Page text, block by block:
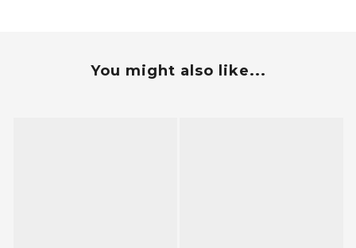
You might also like...